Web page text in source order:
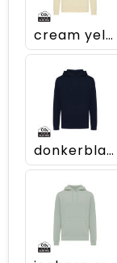
cream yellow
donkerblauw